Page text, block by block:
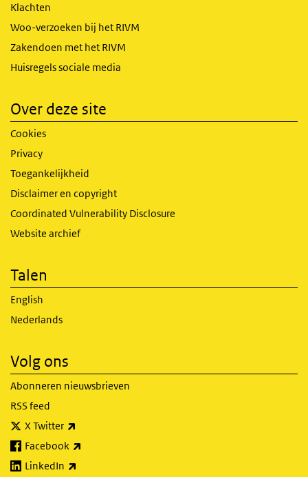
Klachten
Woo-verzoeken bij het RIVM
Zakendoen met het RIVM
Huisregels sociale media
Over deze site
Cookies
Privacy
Toegankelijkheid
Disclaimer en copyright
Coordinated Vulnerability Disclosure
Website archief
Talen
English
Nederlands
Volg ons
Abonneren nieuwsbrieven
RSS feed
X Twitter
Facebook
LinkedIn